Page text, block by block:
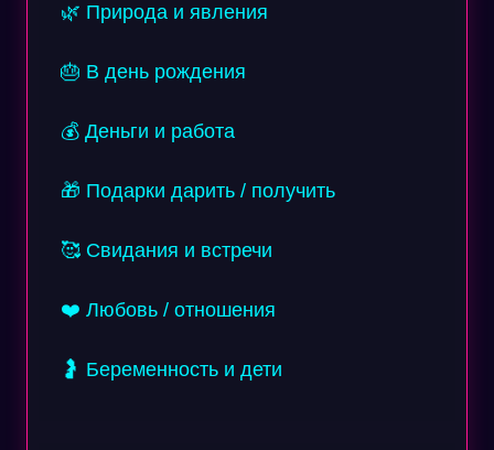
🌿 Природа и явления
🎂 В день рождения
💰 Деньги и работа
🎁 Подарки дарить / получить
🥰 Свидания и встречи
❤️ Любовь / отношения
🤰 Беременность и дети